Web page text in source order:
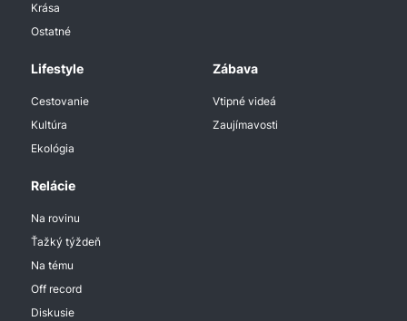
Krása
Ostatné
Lifestyle
Cestovanie
Kultúra
Ekológia
Zábava
Vtipné videá
Zaujímavosti
Relácie
Na rovinu
Ťažký týždeň
Na tému
Off record
Diskusie